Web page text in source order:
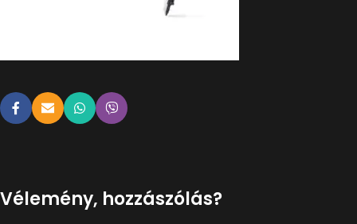
Vélemény, hozzászólás?